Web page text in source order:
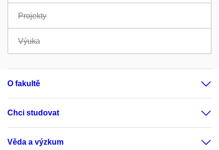
Projekty
Výuka
O fakultě
Chci studovat
Věda a výzkum